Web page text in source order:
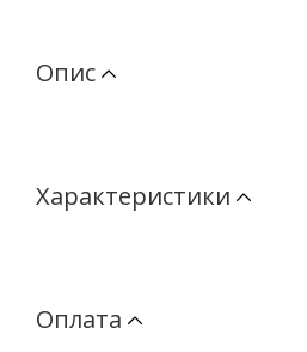
Опис
Характеристики
Оплата